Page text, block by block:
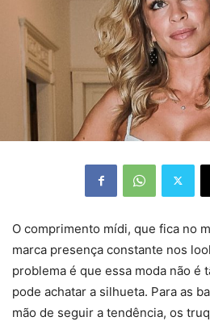
O comprimento mídi, que fica no
marca presença constante nos
problema é que essa moda não é
pode achatar a silhueta. Para as
mão de seguir a tendência, os